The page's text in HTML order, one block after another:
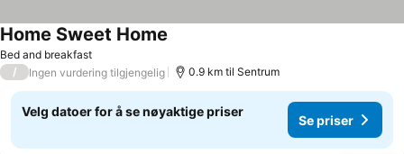
Bed and breakfast
Home Sweet Home
/ Ingen vurdering tilgjengelig 0.9 km til Sentrum
Velg datoer for å se nøyaktige priser
Se priser